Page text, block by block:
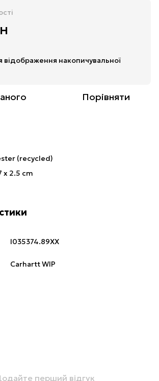
відображення накопичувальної
Порівняти
(recycled)
x 2.5 cm
I035374.89XX
Carhartt WIP
перший відгук